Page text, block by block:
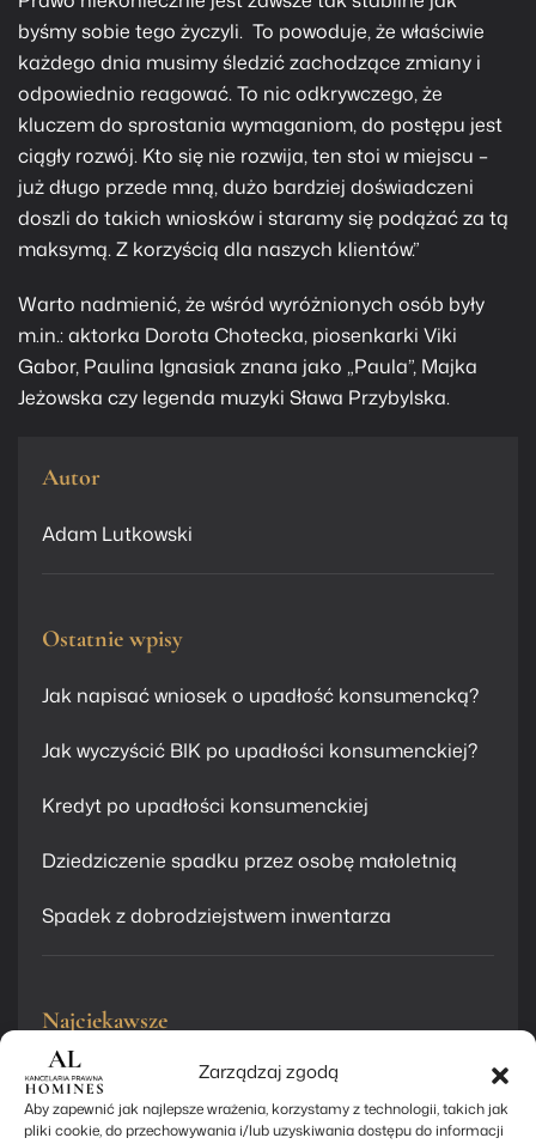
Zarządzaj zgodą
Aby zapewnić jak najlepsze wrażenia, korzystamy z technologii, takich jak
pliki cookie, do przechowywania i/lub uzyskiwania dostępu do informacji
byśmy sobie tego życzyli. To powoduje, że właściwie
każdego dnia musimy śledzić zachodzące zmiany i
odpowiednio reagować. To nic odkrywczego, że
kluczem do sprostania wymaganiom, do postępu jest
ciągły rozwój. Kto się nie rozwija, ten stoi w miejscu –
już długo przede mną, dużo bardziej doświadczeni
doszli do takich wniosków i staramy się podążać za tą
maksymą. Z korzyścią dla naszych klientów.”
Warto nadmienić, że wśród wyróżnionych osób były
m.in.: aktorka Dorota Chotecka, piosenkarki Viki
Gabor, Paulina Ignasiak znana jako „Paula”, Majka
Jeżowska czy legenda muzyki Sława Przybylska.
Autor
Adam Lutkowski
Ostatnie wpisy
Jak napisać wniosek o upadłość konsumencką?
Jak wyczyścić BIK po upadłości konsumenckiej?
Kredyt po upadłości konsumenckiej
Dziedziczenie spadku przez osobę małoletnią
Spadek z dobrodziejstwem inwentarza
Najciekawsze
Jak napisać wniosek o upadłość konsumencką?
Jak wyczyścić BIK po upadłości konsumenckiej?